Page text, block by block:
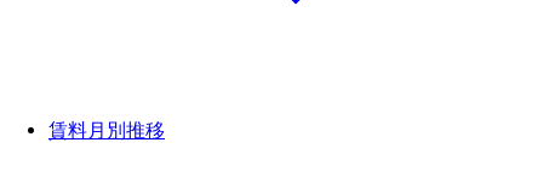
賃料月別推移